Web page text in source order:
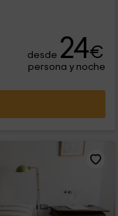
desde 24€
persona y noche